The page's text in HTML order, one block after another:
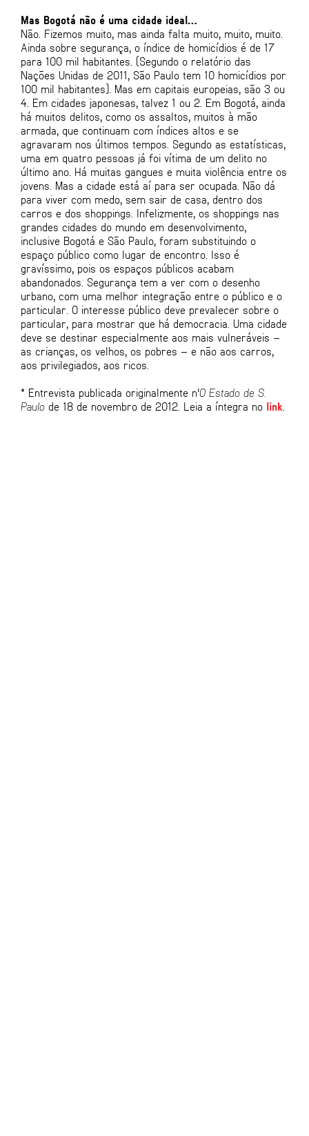
Mas Bogotá não é uma cidade ideal…
Não. Fizemos muito, mas ainda falta muito, muito, muito.
Ainda sobre segurança, o índice de homicídios é de 17
para 100 mil habitantes. (Segundo o relatório das
Nações Unidas de 2011, São Paulo tem 10 homicídios por
100 mil habitantes). Mas em capitais europeias, são 3 ou
4. Em cidades japonesas, talvez 1 ou 2. Em Bogotá, ainda
há muitos delitos, como os assaltos, muitos à mão
armada, que continuam com índices altos e se
agravaram nos últimos tempos. Segundo as estatísticas,
uma em quatro pessoas já foi vítima de um delito no
último ano. Há muitas gangues e muita violência entre os
jovens. Mas a cidade está aí para ser ocupada. Não dá
para viver com medo, sem sair de casa, dentro dos
carros e dos shoppings. Infelizmente, os shoppings nas
grandes cidades do mundo em desenvolvimento,
inclusive Bogotá e São Paulo, foram substituindo o
espaço público como lugar de encontro. Isso é
gravíssimo, pois os espaços públicos acabam
abandonados. Segurança tem a ver com o desenho
urbano, com uma melhor integração entre o público e o
particular. O interesse público deve prevalecer sobre o
particular, para mostrar que há democracia. Uma cidade
deve se destinar especialmente aos mais vulneráveis –
as crianças, os velhos, os pobres – e não aos carros,
aos privilegiados, aos ricos.
* Entrevista publicada originalmente n'O Estado de S.
Paulo de 18 de novembro de 2012. Leia a íntegra no link